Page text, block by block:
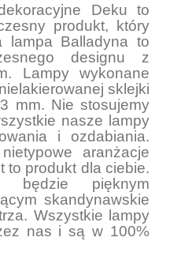
Deku to
produkt, który
lampa Balladyna to
designu z
Lampy wykonane
sklejki
mm. Nie stosujemy
nasze lampy
i ozdabiania.
aranżacje
to produkt dla ciebie.
będzie pięknym
skandynawskie
Wszystkie lampy
nas i są w 100%